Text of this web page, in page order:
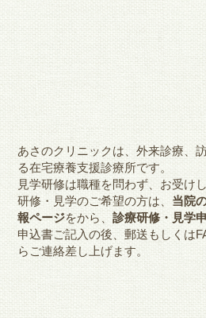
あさのクリニックは、外来診療、
る在宅療養支援診療所です。
見学研修は職種を問わず、お受け
研修・見学のご希望の方は、 当院
報ページをから、診療研修・見学
申込書ご記入の後、郵送もしくは
らご連絡差し上げます。